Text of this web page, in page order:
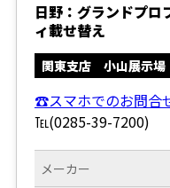
日野：グランドプロ
ィ載せ替え
関東支店 小山展示場
☎スマホでのお問合
℡(0285-39-7200)
メーカー